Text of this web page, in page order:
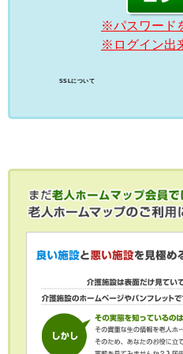
※パスワード
※ログイン出
SSLについて